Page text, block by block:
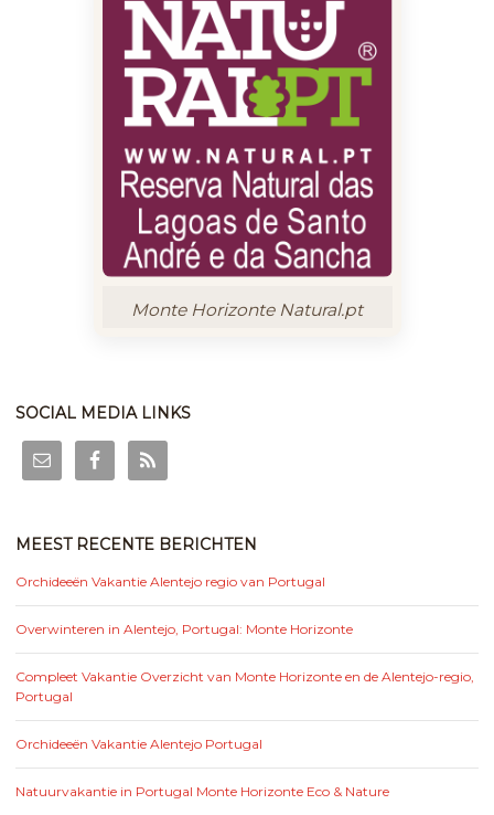
Monte Horizonte Natural.pt
SOCIAL MEDIA LINKS
MEEST RECENTE BERICHTEN
Orchideeën Vakantie Alentejo regio van Portugal
Overwinteren in Alentejo, Portugal: Monte Horizonte
Compleet Vakantie Overzicht van Monte Horizonte en de Alentejo-regio,
Portugal
Orchideeën Vakantie Alentejo Portugal
Natuurvakantie in Portugal Monte Horizonte Eco & Nature